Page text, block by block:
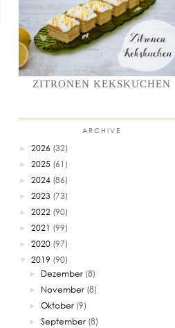
ZITRONEN KEKSKUCHEN
ARCHIVE
► 2026 (32)
► 2025 (61)
► 2024 (86)
► 2023 (73)
► 2022 (90)
► 2021 (99)
► 2020 (97)
▼ 2019 (90)
► Dezember (8)
► November (8)
►Oktober (9)
►September (8)